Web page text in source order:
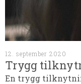
12. september 2020
Trygg
En trygg